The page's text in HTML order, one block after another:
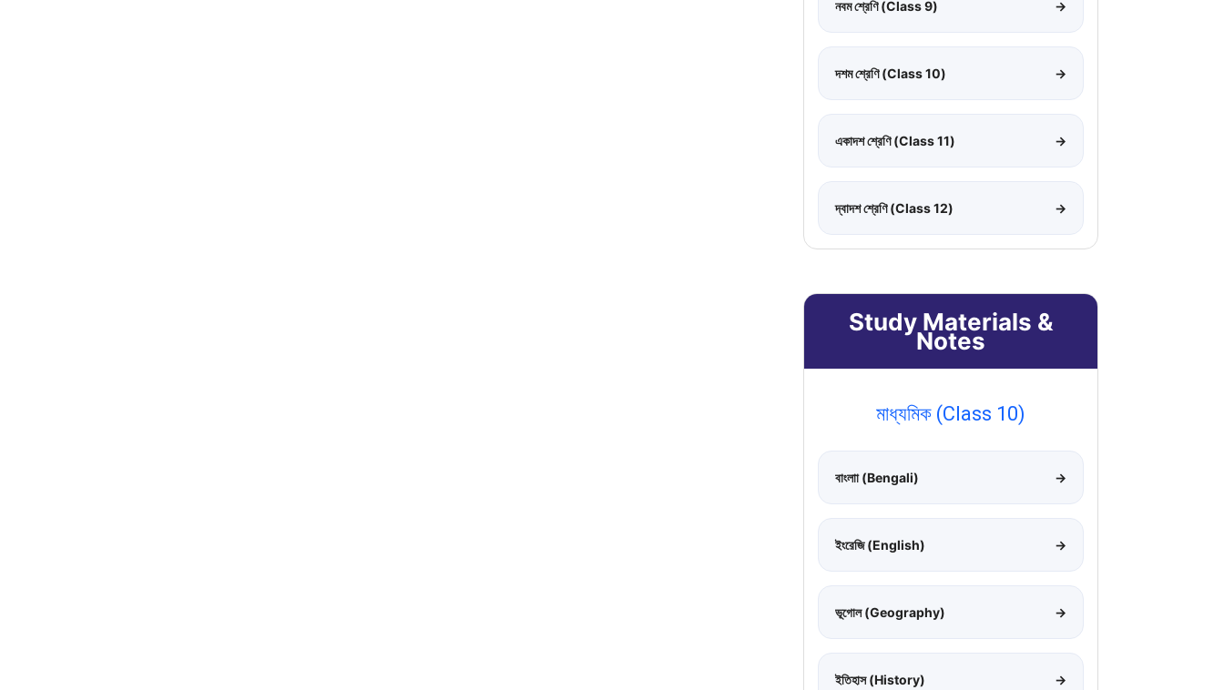
নবম শ্রেণি (Class 9) →
দশম শ্রেণি (Class 10) →
একাদশ শ্রেণি (Class 11) →
দ্বাদশ শ্রেণি (Class 12) →
Study Materials &
Notes
মাধ্যমিক (Class 10)
বাংলাা (Bengali) →
ইংরেজি (English) →
ভূগোল (Geography) →
ইতিহাস (History) →